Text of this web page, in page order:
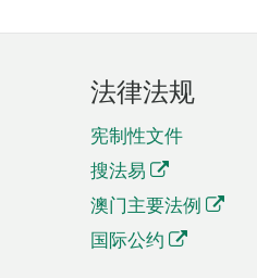
法律法规
宪制性文件
搜法易
澳门主要法例
国际公约